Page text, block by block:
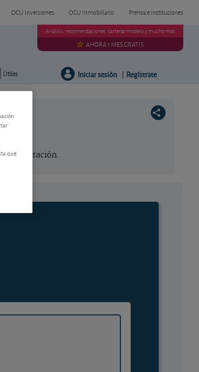
OCU Inversiones OCU Inmobiliario Prensa e instituciones
Útiles
Análisis, recomendaciones, carteras modelo y mucho más
AHORA 1 MES GRATIS
Iniciar sesión | Regístrate
alimentación.
que